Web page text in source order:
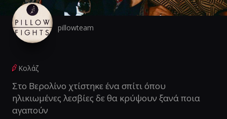
pillowteam
Κολάζ
Στο Βερολίνο χτίστηκε ένα σπίτι όπου
ηλικιωμένες λεσβίες δε θα κρύψουν ξανά ποια
αγαπούν